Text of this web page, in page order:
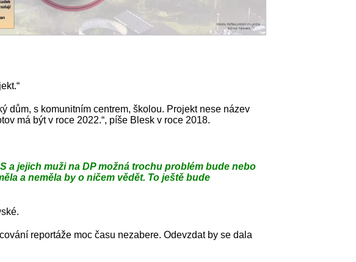
dům, s komunitním centrem, školou. Projekt nese název
má být v roce 2022.“, píše Blesk v roce 2018.
a jejich muži na DP možná trochu problém bude nebo
a neměla by o ničem vědět. To ještě bude
reportáže moc času nezabere. Odevzdat by se dala